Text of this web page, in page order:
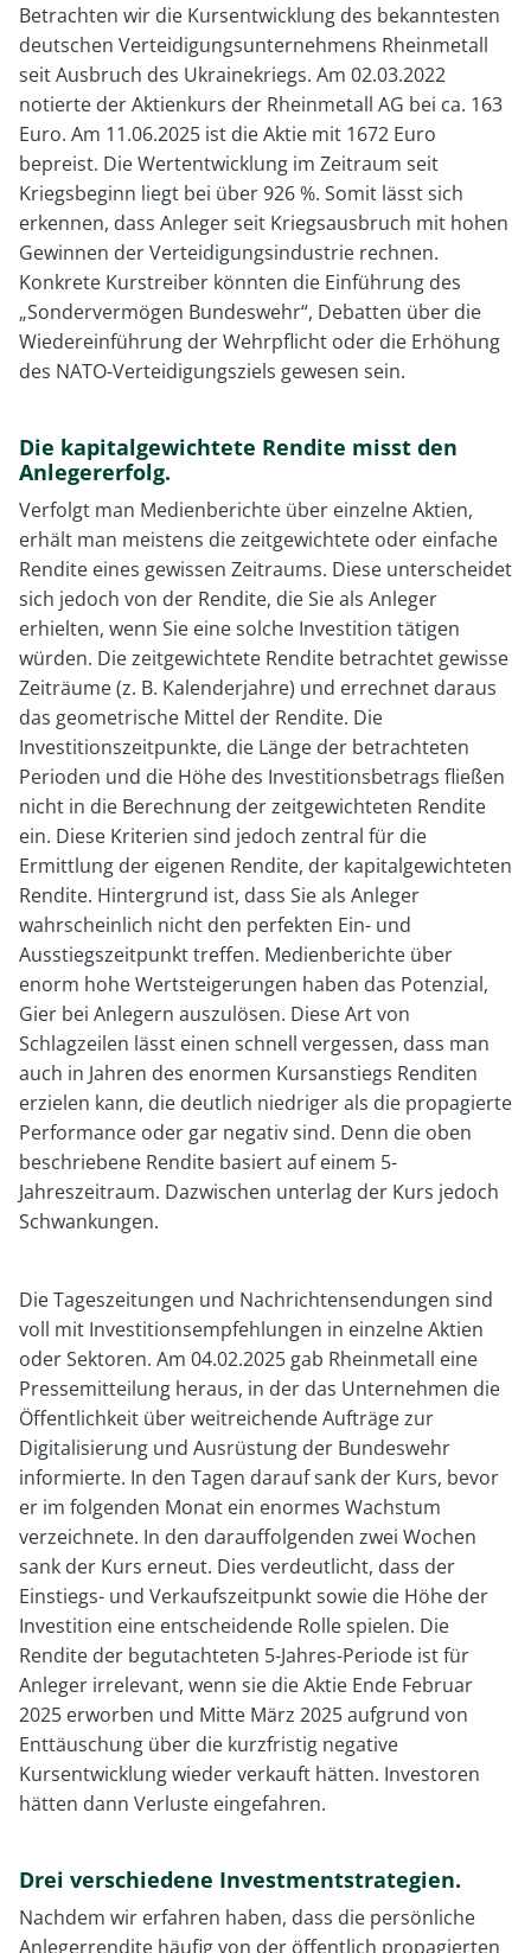
Betrachten wir die Kursentwicklung des bekanntesten
deutschen Verteidigungsunternehmens Rheinmetall
seit Ausbruch des Ukrainekriegs. Am 02.03.2022
notierte der Aktienkurs der Rheinmetall AG bei ca. 163
Euro. Am 11.06.2025 ist die Aktie mit 1672 Euro
bepreist. Die Wertentwicklung im Zeitraum seit
Kriegsbeginn liegt bei über 926 %. Somit lässt sich
erkennen, dass Anleger seit Kriegsausbruch mit hohen
Gewinnen der Verteidigungsindustrie rechnen.
Konkrete Kurstreiber könnten die Einführung des
„Sondervermögen Bundeswehr“, Debatten über die
Wiedereinführung der Wehrpflicht oder die Erhöhung
des NATO-Verteidigungsziels gewesen sein.
Die kapitalgewichtete Rendite misst den
Anlegererfolg.
Verfolgt man Medienberichte über einzelne Aktien,
erhält man meistens die zeitgewichtete oder einfache
Rendite eines gewissen Zeitraums. Diese unterscheidet
sich jedoch von der Rendite, die Sie als Anleger
erhielten, wenn Sie eine solche Investition tätigen
würden. Die zeitgewichtete Rendite betrachtet gewisse
Zeiträume (z. B. Kalenderjahre) und errechnet daraus
das geometrische Mittel der Rendite. Die
Investitionszeitpunkte, die Länge der betrachteten
Perioden und die Höhe des Investitionsbetrags fließen
nicht in die Berechnung der zeitgewichteten Rendite
ein. Diese Kriterien sind jedoch zentral für die
Ermittlung der eigenen Rendite, der kapitalgewichteten
Rendite. Hintergrund ist, dass Sie als Anleger
wahrscheinlich nicht den perfekten Ein- und
Ausstiegszeitpunkt treffen. Medienberichte über
enorm hohe Wertsteigerungen haben das Potenzial,
Gier bei Anlegern auszulösen. Diese Art von
Schlagzeilen lässt einen schnell vergessen, dass man
auch in Jahren des enormen Kursanstiegs Renditen
erzielen kann, die deutlich niedriger als die propagierte
Performance oder gar negativ sind. Denn die oben
beschriebene Rendite basiert auf einem 5-
Jahreszeitraum. Dazwischen unterlag der Kurs jedoch
Schwankungen.
Die Tageszeitungen und Nachrichtensendungen sind
voll mit Investitionsempfehlungen in einzelne Aktien
oder Sektoren. Am 04.02.2025 gab Rheinmetall eine
Pressemitteilung heraus, in der das Unternehmen die
Öffentlichkeit über weitreichende Aufträge zur
Digitalisierung und Ausrüstung der Bundeswehr
informierte. In den Tagen darauf sank der Kurs, bevor
er im folgenden Monat ein enormes Wachstum
verzeichnete. In den darauffolgenden zwei Wochen
sank der Kurs erneut. Dies verdeutlicht, dass der
Einstiegs- und Verkaufszeitpunkt sowie die Höhe der
Investition eine entscheidende Rolle spielen. Die
Rendite der begutachteten 5-Jahres-Periode ist für
Anleger irrelevant, wenn sie die Aktie Ende Februar
2025 erworben und Mitte März 2025 aufgrund von
Enttäuschung über die kurzfristig negative
Kursentwicklung wieder verkauft hätten. Investoren
hätten dann Verluste eingefahren.
Drei verschiedene Investmentstrategien.
Nachdem wir erfahren haben, dass die persönliche
Anlegerrendite häufig von der öffentlich propagierten